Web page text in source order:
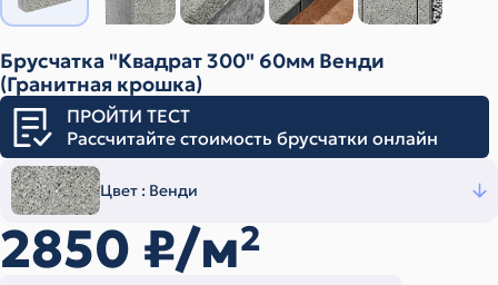
Брусчатка "Квадрат 300" 60мм Венди
(Гранитная крошка)
ПРОЙТИ ТЕСТ
Рассчитайте стоимость брусчатки онлайн
Цвет : Венди
2850 ₽/м2